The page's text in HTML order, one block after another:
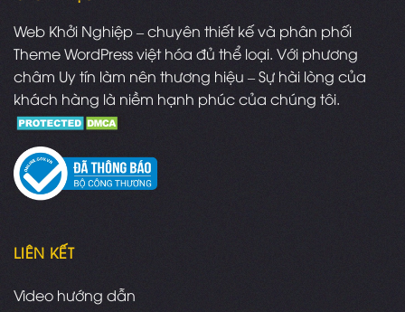
Web Khởi Nghiệp – chuyên thiết kế và phân phối
Theme WordPress việt hóa đủ thể loại. Với phương
châm Uy tín làm nên thương hiệu – Sự hài lòng của
khách hàng là niềm hạnh phúc của chúng tôi.
LIÊN KẾT
Video hướng dẫn